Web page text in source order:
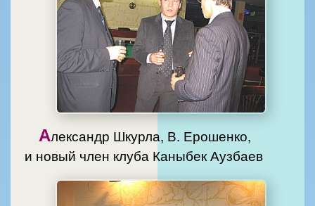
Александр Шкурла, В. Ерошенко,
и новый член клуба Каныбек Аузбаев